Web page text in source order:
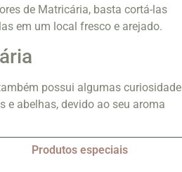
de Matricária, basta cortá-las
em um local fresco e arejado.
possui algumas
e abelhas, devido ao seu aroma
Produtos especiais